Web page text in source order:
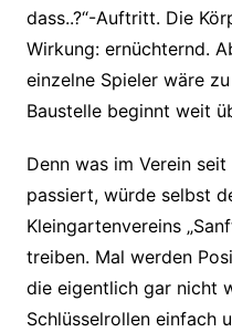
dass..?“-Auftritt. Die
Wirkung: ernüchternd.
einzelne Spieler wäre
Baustelle beginnt weit
Denn was im Verein
passiert, würde selbst
Kleingartenvereins
treiben. Mal werden
die eigentlich gar nicht
Schlüsselrollen einfach